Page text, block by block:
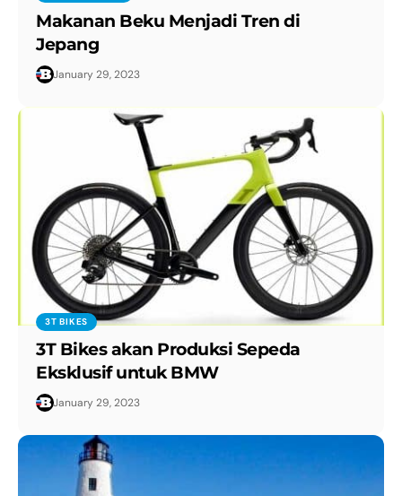
Makanan Beku Menjadi Tren di
Jepang
January 29, 2023
3T BIKES
3T Bikes akan Produksi Sepeda
Eksklusif untuk BMW
January 29, 2023